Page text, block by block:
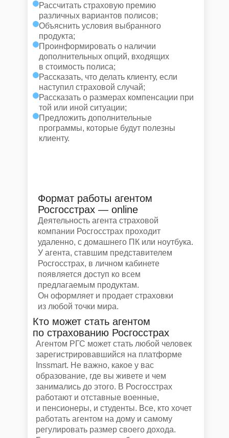
Кто может стать агентом
по страхованию Росгосстрах
Агентом РГС может стать любой человек
зарегистрировавшийся на платформе
Inssmart. Не важно, какое у вас
образование, где вы живете и чем
занимались до этого. В Росгосстрах
работают и отставные военные,
и пенсионеры, и студенты. Все, кто хочет
работать агентом на дому и самому
регулировать размер своего дохода.
Формат работы агентом
Росгосстрах — online
Деятельность агента страховой
компании Росгосстрах проходит
удаленно, с домашнего ПК или ноутбука.
У агента, ставшим представителем
Росгосстрах, в личном кабинете
появляется доступ ко всем
предлагаемым продуктам.
Он оформляет и продает страховки
из любой точки мира.
Рассчитать страховую премию
различных вариантов полисов;
Объяснить условия выбранного
продукта;
Проинформировать о наличии
дополнительных опций, входящих
в стоимость полиса;
Рассказать, что делать клиенту, если
наступил страховой случай;
Рассказать о размерах компенсации при
той или иной ситуации;
Предложить дополнительные
программы, которые будут полезны
клиенту.